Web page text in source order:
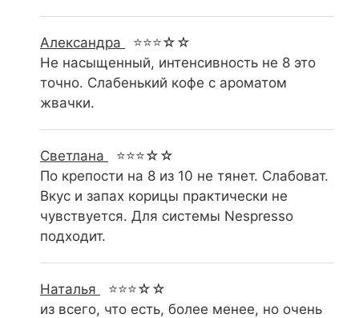
Александра
⭐⭐⭐☆☆
Не насыщенный, интенсивность не 8 это
точно. Слабенький кофе с ароматом
жвачки.
Светлана
⭐⭐⭐☆☆
По крепости на 8 из 10 не тянет. Слабоват.
Вкус и запах корицы практически не
чувствуется. Для системы Nespresso
подходит.
Наталья
⭐⭐⭐☆☆
из всего, что есть, более менее, но очень